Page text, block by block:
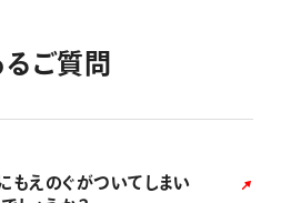
る ご質 問
もえのぐがついてしまい